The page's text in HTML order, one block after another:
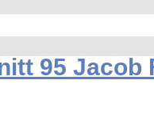
95 Jacob